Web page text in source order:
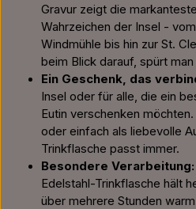
Gravur zeigt die
Wahrzeichen der Insel -
Windmühle bis hin zur St.
beim Blick darauf, spürt
Ein Geschenk, das
Insel oder für alle, die ein
Eutin verschenken
oder einfach als liebevolle
Trinkflasche passt immer.
Besondere Verarbeitung:
Edelstahl-Trinkflasche hält
über mehrere Stunden